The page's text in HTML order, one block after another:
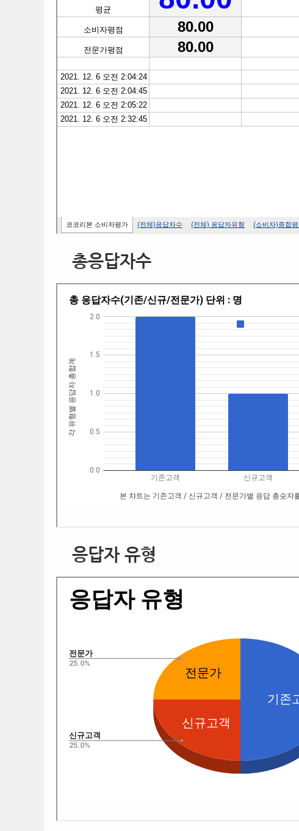
총응답자수
응답자 유형